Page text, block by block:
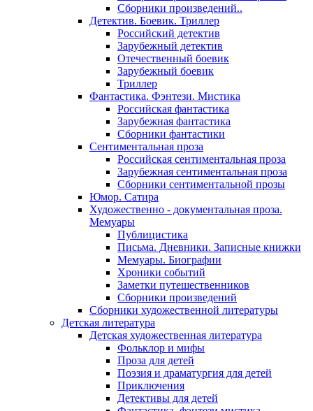
Сборники произведений..
Детектив. Боевик. Триллер
Российский детектив
Зарубежный детектив
Отечественный боевик
Зарубежный боевик
Триллер
Фантастика. Фэнтези. Мистика
Российская фантастика
Зарубежная фантастика
Сборники фантастики
Сентиментальная проза
Российская сентиментальная проза
Зарубежная сентиментальная проза
Сборники сентиментальной прозы
Юмор. Сатира
Художественно - документальная проза.
Мемуары
Публицистика
Письма. Дневники. Записные книжки
Мемуары. Биографии
Хроники событий
Заметки путешественников
Сборники произведений
Сборники художественной литературы
Детская литература
Детская художественная литература
Фольклор и мифы
Проза для детей
Поэзия и драматургия для детей
Приключения
Детективы для детей